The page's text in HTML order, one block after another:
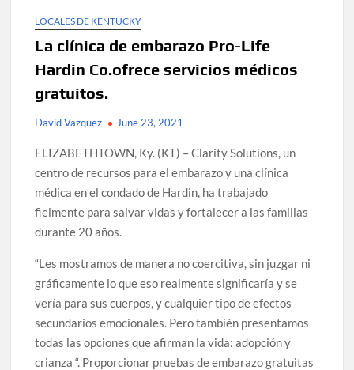
LOCALES DE KENTUCKY
La clínica de embarazo Pro-Life
Hardin Co.ofrece servicios médicos
gratuitos.
David Vazquez June 23, 2021
ELIZABETHTOWN, Ky. (KT) – Clarity Solutions, un
centro de recursos para el embarazo y una clínica
médica en el condado de Hardin, ha trabajado
fielmente para salvar vidas y fortalecer a las familias
durante 20 años.
“Les mostramos de manera no coercitiva, sin juzgar ni
gráficamente lo que eso realmente significaría y se
vería para sus cuerpos, y cualquier tipo de efectos
secundarios emocionales. Pero también presentamos
todas las opciones que afirman la vida: adopción y
crianza “. Proporcionar pruebas de embarazo gratuitas